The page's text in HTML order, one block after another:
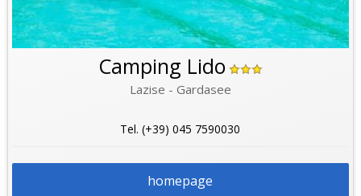
Camping Lido
Lazise - Gardasee
Tel. (+39) 045 7590030
homepage